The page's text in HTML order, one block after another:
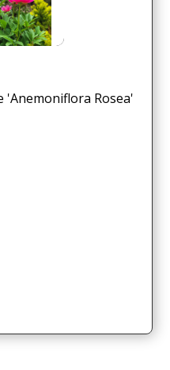
'Anemoniflora Rosea'